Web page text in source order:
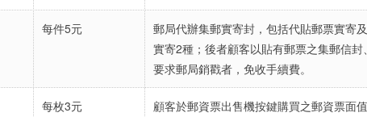
每件5元
郵局代辦集郵實寄封，包括代貼郵票實寄
實寄2種；後者顧客以貼有郵票之集郵信封
要求郵局銷戳者，免收手續費。
每枚3元
顧客於郵資票出售機按鍵購買之郵資票面